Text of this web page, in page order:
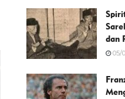
dan
05/